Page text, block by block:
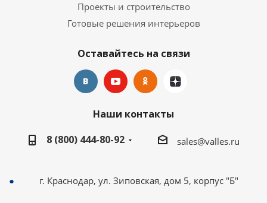
Проекты и строительство
Готовые решения интерьеров
Оставайтесь на связи
Наши контакты
8 (800) 444-80-92
sales@valles.ru
г. Краснодар, ул. Зиповская, дом 5, корпус "Б"